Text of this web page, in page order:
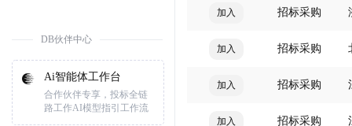
DB伙伴中心
Ai智能体工作台
合作伙伴专享，投标全链
路工作AI模型指引工作流
加入 招标采购
加入 招标采购
加入 招标采购
加入 招标采购